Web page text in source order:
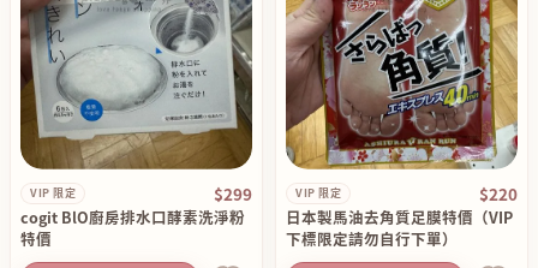
VIP 限定 $299
cogit BlO廚房排水口酵素洗淨粉
特價
VIP 限定 $220
日本製馬油去角質足膜特價（VIP
下標限定請勿自行下單）